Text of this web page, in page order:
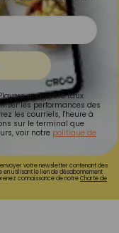
analyse le taux
les performances des
les courriels, l'heure à
sur le terminal que
voir notre politique de
votre newsletter contenant des
utilisant le lien de désabonnement
connaissance de notreCharte de